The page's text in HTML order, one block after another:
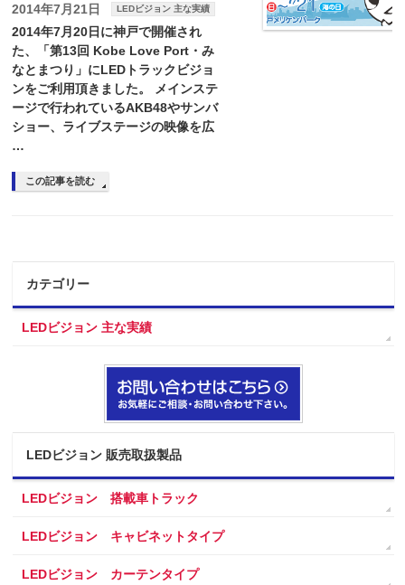
2014年7月21日 LEDビジョン 主な実績
2014年7月20日に神戸で開催され
た、「第13回 Kobe Love Port・み
なとまつり」にLEDトラックビジョ
ンをご利用頂きました。 メインステ
ージで行われているAKB48やサンバ
ショー、ライブステージの映像を広
…
この記事を読む
カテゴリー
LEDビジョン 主な実績
LEDビジョン 販売取扱製品
LEDビジョン 搭載車トラック
LEDビジョン キャビネットタイプ
LEDビジョン カーテンタイプ